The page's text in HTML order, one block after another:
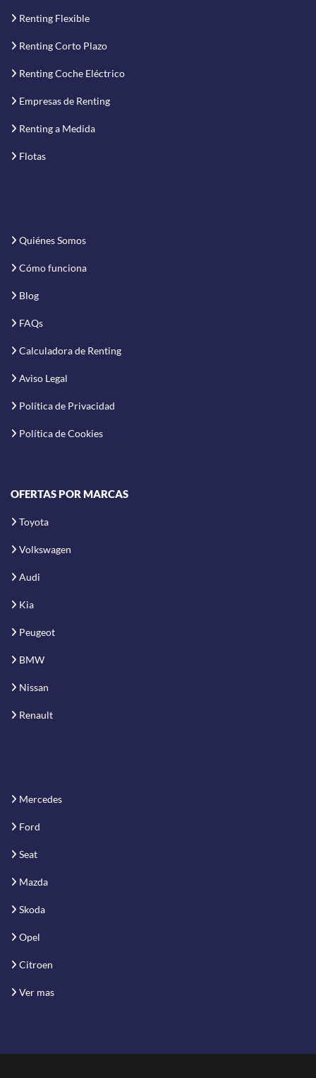
Renting Flexible
Renting Corto Plazo
Renting Coche Eléctrico
Empresas de Renting
Renting a Medida
Flotas
Quiénes Somos
Cómo funciona
Blog
FAQs
Calculadora de Renting
Aviso Legal
Política de Privacidad
Política de Cookies
OFERTAS POR MARCAS
Toyota
Volkswagen
Audi
Kia
Peugeot
BMW
Nissan
Renault
Mercedes
Ford
Seat
Mazda
Skoda
Opel
Citroen
Ver mas